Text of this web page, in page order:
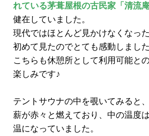
れている茅葺屋根の古民家「清流庵
健在していました。
現代ではほとんど見かけなくなっ
初めて見たのでとても感動しました
こちらも休憩所として利用可能と
楽しみです♪
テントサウナの中を覗いてみると
薪が赤々と燃えており、中の温度
温になっていました。